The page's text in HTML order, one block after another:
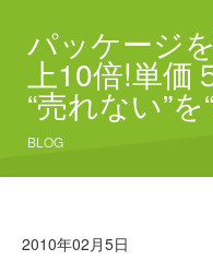
パッケージ
上10倍!単価
“売れない”
BLOG
2010年02月5日